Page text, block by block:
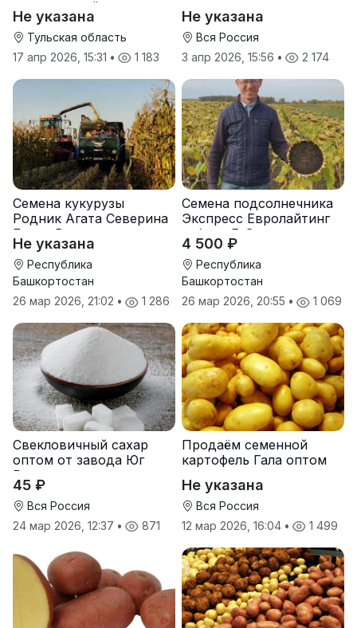
оптом от трёх тонн
Не указана
Тульская область
17 апр 2026, 15:31 • 1 183
Не указана
Вся Россия
3 апр 2026, 15:56 • 2 174
Семена кукурузы
Родник Агата Северина
Берта Вилора
Прохладненский Дарина
Росс Машук Катерина
Не указана
Республика
Башкортостан
26 мар 2026, 21:02 • 1 286
Семена подсолнечника
Экспресс Евролайтинг
гибрид F-G+
4 500 ₽
Республика
Башкортостан
26 мар 2026, 20:55 • 1 069
Свекловичный сахар
оптом от завода Юг
Руси
45 ₽
Вся Россия
24 мар 2026, 12:37 • 871
Продаём семенной
картофель Гала оптом
Не указана
Вся Россия
12 мар 2026, 16:04 • 1 499